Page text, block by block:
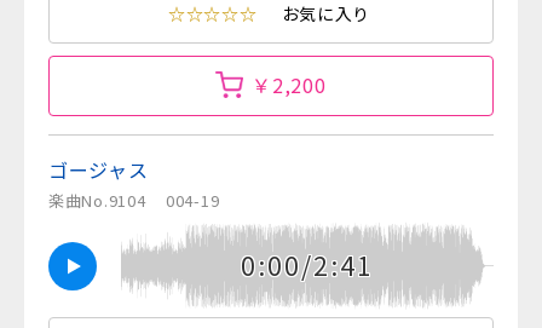
☆☆☆☆☆ お気に入り
￥2,200
ゴージャス
楽曲No.9104 004-19
0:00/2:41